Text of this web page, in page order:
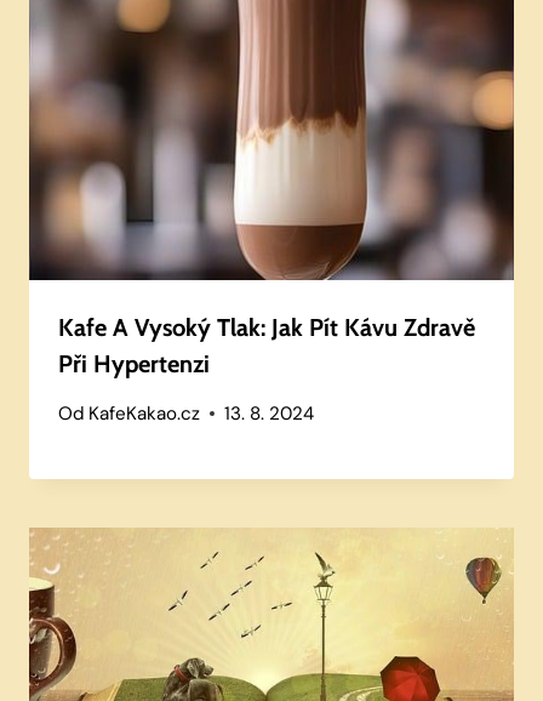
Kafe A Vysoký Tlak: Jak Pít Kávu Zdravě
Při Hypertenzi
Od KafeKakao.cz 13. 8. 2024